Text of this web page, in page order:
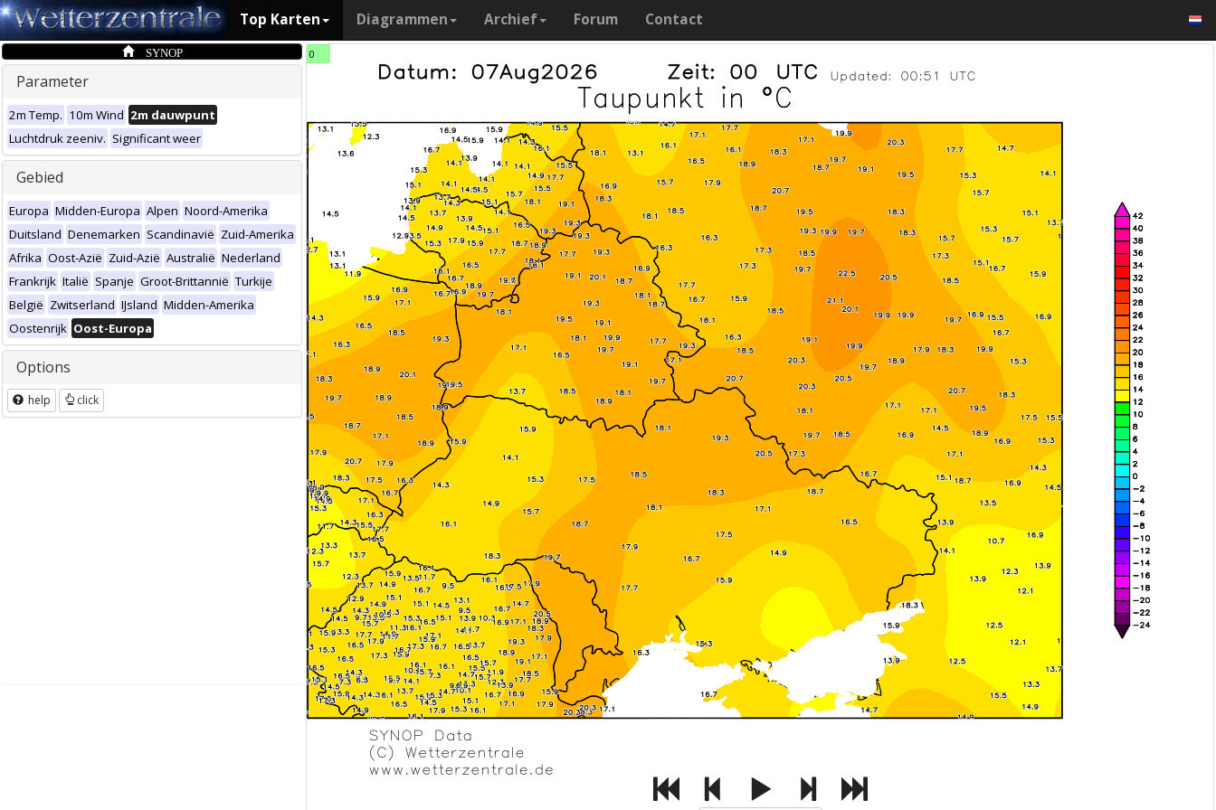
Top Karten Diagrammen Archief Forum Contact
SYNOP
Parameter
2m Temp. 10m Wind 2m dauwpunt
Luchtdruk zeeniv. Significant weer
Gebied
Europa Midden-Europa Alpen Noord-Amerika
Duitsland Denemarken Scandinavië Zuid-Amerika
Afrika Oost-Azië Zuid-Azië Australië Nederland
Frankrijk Italië Spanje Groot-Brittannië Turkije
België Zwitserland IJsland Midden-Amerika
Oostenrijk Oost-Europa
Options
help click
0